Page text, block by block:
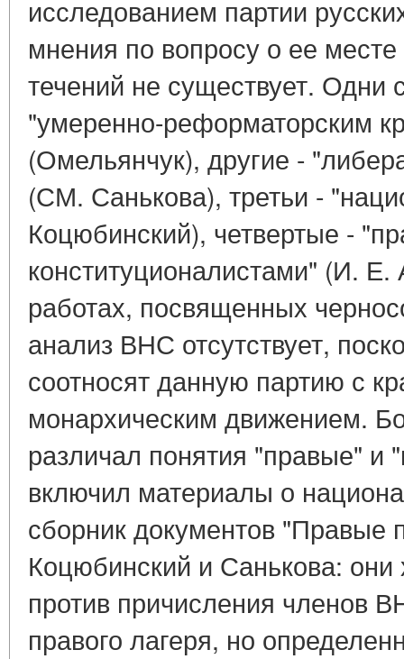
исследованием партии
мнения по вопросу о ее
течений не существует. Одни
"умеренно-реформаторским
(Омельянчук), другие -
(СМ. Санькова), третьи -
Коцюбинский), четвертые -
конституционалистами" (И.
работах, посвященных
анализ ВНС отсутствует,
соотносят данную партию с
монархическим движением.
различал понятия "правые" и
включил материалы о
сборник документов "Правые
Коцюбинский и Санькова: они
против причисления членов
правого лагеря, но